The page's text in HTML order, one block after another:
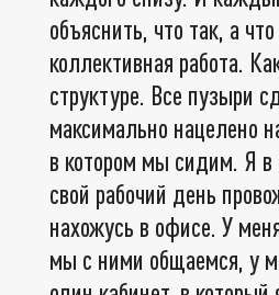
объяснить, что так, а
коллективная работа.
структуре. Все пузыри
максимально нацелено
в котором мы сидим. Я в
свой рабочий день
нахожусь в офисе. У
мы с ними общаемся, у